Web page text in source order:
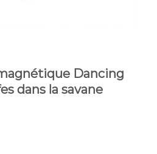
Dancing
dans la savane